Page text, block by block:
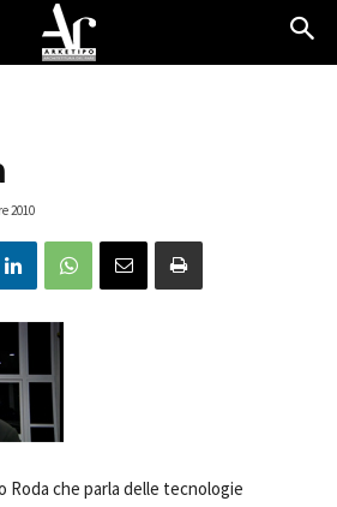
2010
Roda che parla delle tecnologie